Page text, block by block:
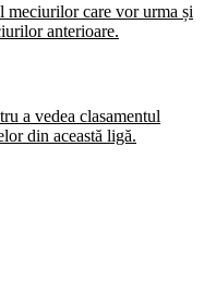
meciurilor care vor urma și
anterioare.
a vedea clasamentul
din această ligă.